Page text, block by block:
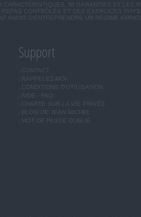
NI GARANTIES ET LES
CONTRÔLÉS ET DES EXERCICES
AVANT D'ENTREPRENDRE UN RÉGIME
Support
CONTACT
RAPPELEZ-MOI
CONDITIONS D'UTILISATION
AIDE - FAQ
CHARTE SUR LA VIE PRIVÉE
BLOG DE JEAN MICHEL
MOT DE PASSE OUBLIÉ